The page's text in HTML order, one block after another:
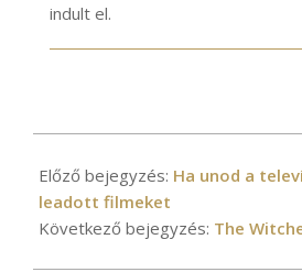
indult el.
12-
28
Előző bejegyzés: Ha unod a
leadott filmeket
Következő bejegyzés: The